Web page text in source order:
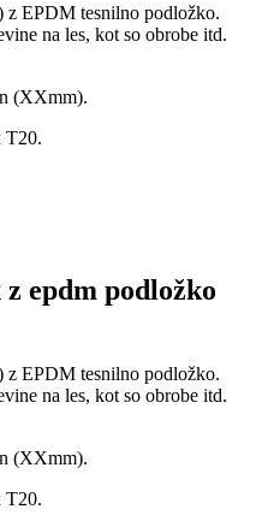
EPDM tesnilno podložko.
na les, kot so obrobe itd.
(XXmm).
T20.
epdm podložko
EPDM tesnilno podložko.
na les, kot so obrobe itd.
(XXmm).
T20.